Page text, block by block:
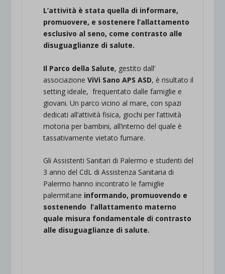
L’attività è stata quella di informare,
promuovere, e sostenere l’allattamento
esclusivo al seno, come contrasto alle
disuguaglianze di salute.
Il Parco della Salute, gestito dall’
associazione ViVi Sano APS ASD, è risultato il
setting ideale, frequentato dalle famiglie e
giovani. Un parco vicino al mare, con spazi
dedicati all’attività fisica, giochi per l’attività
motoria per bambini, all’interno del quale è
tassativamente vietato fumare.
Gli Assistenti Sanitari di Palermo e studenti del
3 anno del CdL di Assistenza Sanitaria di
Palermo hanno incontrato le famiglie
palermitane informando, promuovendo e
sostenendo l’allattamento materno
quale misura fondamentale di contrasto
alle disuguaglianze di salute.